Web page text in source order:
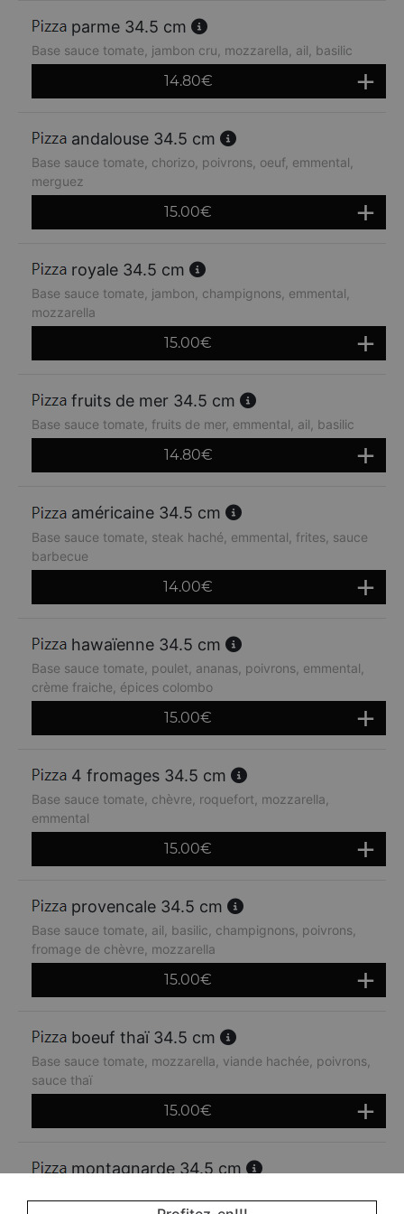
parme 34.5 cm
Base sauce tomate, jambon cru, mozzarella, ail, basilic
14.80€
andalouse 34.5 cm
Base sauce tomate, chorizo, poivrons, oeuf, emmental,
merguez
15.00€
royale 34.5 cm
Base sauce tomate, jambon, champignons, emmental,
mozzarella
15.00€
fruits de mer 34.5 cm
Base sauce tomate, fruits de mer, emmental, ail, basilic
14.80€
américaine 34.5 cm
Base sauce tomate, steak haché, emmental, frites, sauce
barbecue
14.00€
hawaïenne 34.5 cm
Base sauce tomate, poulet, ananas, poivrons, emmental,
crème fraiche, épices colombo
15.00€
4 fromages 34.5 cm
Base sauce tomate, chèvre, roquefort, mozzarella,
emmental
15.00€
provencale 34.5 cm
Base sauce tomate, ail, basilic, champignons, poivrons,
fromage de chèvre, mozzarella
15.00€
boeuf thaï 34.5 cm
Base sauce tomate, mozzarella, viande hachée, poivrons,
sauce thaï
15.00€
montagnarde 34.5 cm